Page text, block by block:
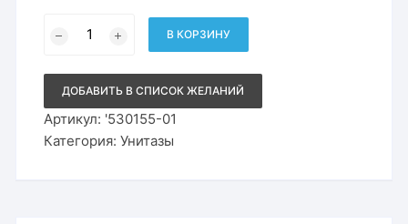
товара
унитаз
Roxen
Porto
530155-
01
с
В КОРЗИНУ
ДОБАВИТЬ В СПИСОК ЖЕЛАНИЙ
Артикул: '530155-01
Категория:Унитазы